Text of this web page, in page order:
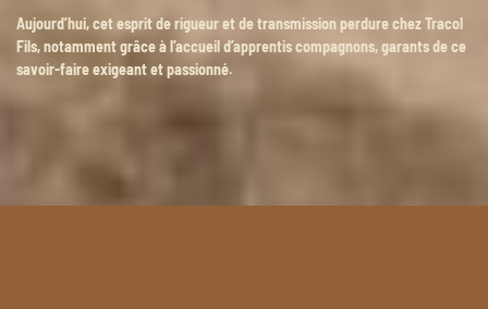
Aujourd’hui, cet esprit de rigueur et de transmission perdure chez Tracol
Fils, notamment grâce à l’accueil d’apprentis compagnons, garants de ce
savoir-faire exigeant et passionné.